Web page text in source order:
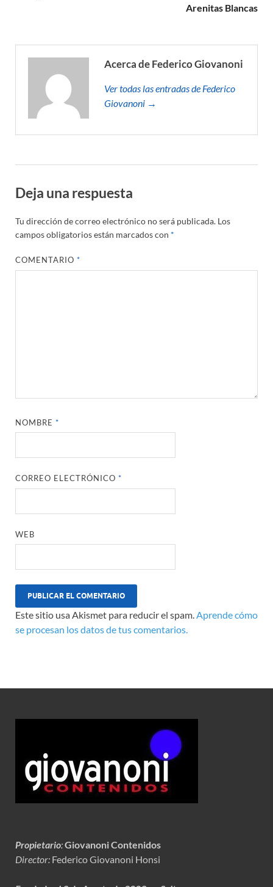
Arenitas Blancas
Acerca de Federico Giovanoni
Ver todas las entradas de Federico
Giovanoni →
Deja una respuesta
Tu dirección de correo electrónico no será publicada. Los
campos obligatorios están marcados con *
COMENTARIO*
NOMBRE*
CORREO ELECTRÓNICO*
WEB
Este sitio usa Akismet para reducir el spam.Aprende cómo
se procesan los datos de tus comentarios.
Propietario:Giovanoni Contenidos
Director: Federico Giovanoni Honsi